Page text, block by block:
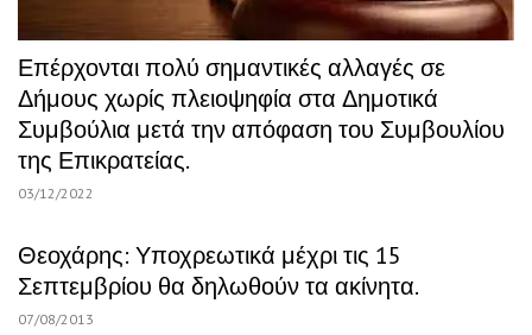
Επέρχονται πολύ σημαντικές αλλαγές σε
Δήμους χωρίς πλειοψηφία στα Δημοτικά
Συμβούλια μετά την απόφαση του Συμβουλίου
της Επικρατείας.
03/12/2022
Θεοχάρης: Υποχρεωτικά μέχρι τις 15
Σεπτεμβρίου θα δηλωθούν τα ακίνητα.
07/08/2013